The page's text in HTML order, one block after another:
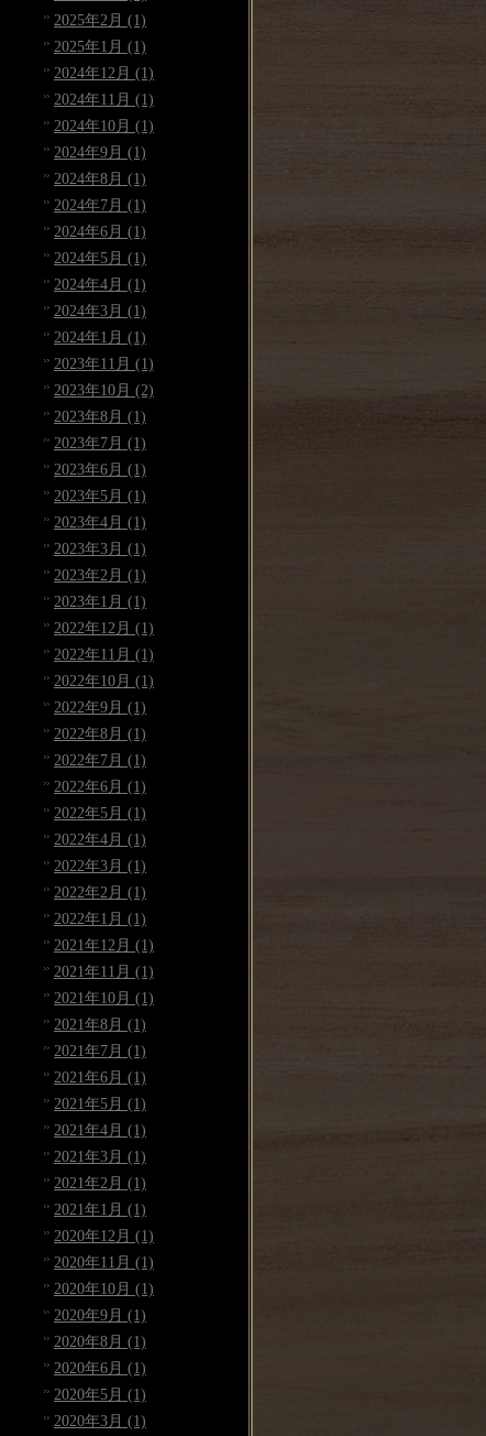
2025年2月 (1)
2025年1月 (1)
2024年12月 (1)
2024年11月 (1)
2024年10月 (1)
2024年9月 (1)
2024年8月 (1)
2024年7月 (1)
2024年6月 (1)
2024年5月 (1)
2024年4月 (1)
2024年3月 (1)
2024年1月 (1)
2023年11月 (1)
2023年10月 (2)
2023年8月 (1)
2023年7月 (1)
2023年6月 (1)
2023年5月 (1)
2023年4月 (1)
2023年3月 (1)
2023年2月 (1)
2023年1月 (1)
2022年12月 (1)
2022年11月 (1)
2022年10月 (1)
2022年9月 (1)
2022年8月 (1)
2022年7月 (1)
2022年6月 (1)
2022年5月 (1)
2022年4月 (1)
2022年3月 (1)
2022年2月 (1)
2022年1月 (1)
2021年12月 (1)
2021年11月 (1)
2021年10月 (1)
2021年8月 (1)
2021年7月 (1)
2021年6月 (1)
2021年5月 (1)
2021年4月 (1)
2021年3月 (1)
2021年2月 (1)
2021年1月 (1)
2020年12月 (1)
2020年11月 (1)
2020年10月 (1)
2020年9月 (1)
2020年8月 (1)
2020年6月 (1)
2020年5月 (1)
2020年3月 (1)